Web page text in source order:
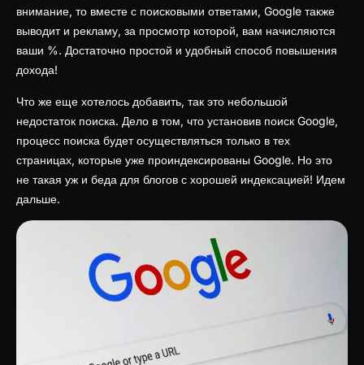
внимание, то вместе с поисковыми ответами, Google также
выводит и рекламу, за просмотр которой, вам начисляются
ваши %. Достаточно простой и удобный способ повышения
дохода!
Что же еще хотелось добавить, так это небольшой
недостаток поиска. Дело в том, что установив поиск Google,
процесс поиска будет осуществляться только в тех
страницах, которые уже проиндексированы Google. Но это
не такая уж и беда для блогов с хорошей индексацией! Идем
дальше.